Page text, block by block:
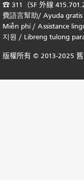
☎ 311（SF 外線
費語言幫助/ Ayuda
Miễn phí/ Assistance
지원 / Libreng tulong
版權所有 © 2013-2025